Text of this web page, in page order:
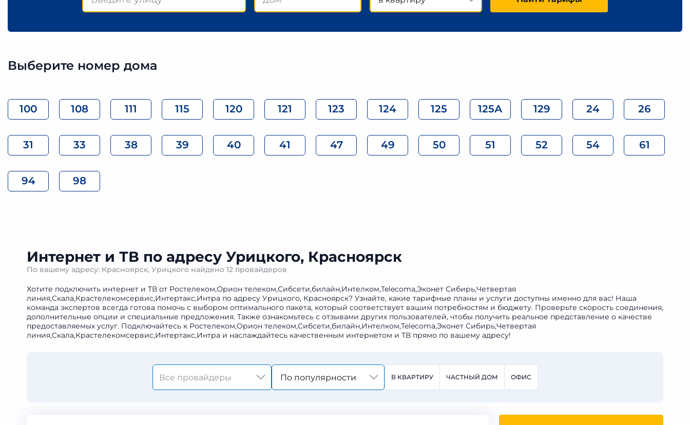
Выберите номер дома
100 108 111 115 120 121 123 124 125 125А 129 24 26
31 33 38 39 40 41 47 49 50 51 52 54 61
94 98
Интернет и ТВ по адресу Урицкого, Красноярск
По вашему адресу: Красноярск, Урицкого найдено 12 провайдеров
Хотите подключить интернет и ТВ от Ростелеком,Орион телеком,Сибсети,билайн,Интелком,Telecoma,Эконет Сибирь,Четвертая
линия,Скала,Крастелекомсервис,Интертакс,Интра по адресу Урицкого, Красноярск? Узнайте, какие тарифные планы и услуги доступны именно для вас! Наша
команда экспертов всегда готова помочь с выбором оптимального пакета, который соответствует вашим потребностям и бюджету. Проверьте скорость соединения,
дополнительные опции и специальные предложения. Также ознакомьтесь с отзывами других пользователей, чтобы получить реальное представление о качестве
предоставляемых услуг. Подключайтесь к Ростелеком,Орион телеком,Сибсети,билайн,Интелком,Telecoma,Эконет Сибирь,Четвертая
линия,Скала,Крастелекомсервис,Интертакс,Интра и наслаждайтесь качественным интернетом и ТВ прямо по вашему адресу!
По популярности В КВАРТИРУ ЧАСТНЫЙ ДОМ ОФИС